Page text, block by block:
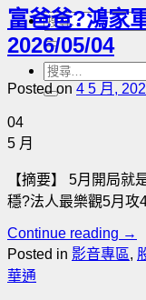
富爸爸?鴻家
2026/05/04
Posted on 4 5 月,
04
5 月
【摘要】 5月開局就
穩?法人最樂觀5月
Continue reading →
Posted in 影音專區,
華通